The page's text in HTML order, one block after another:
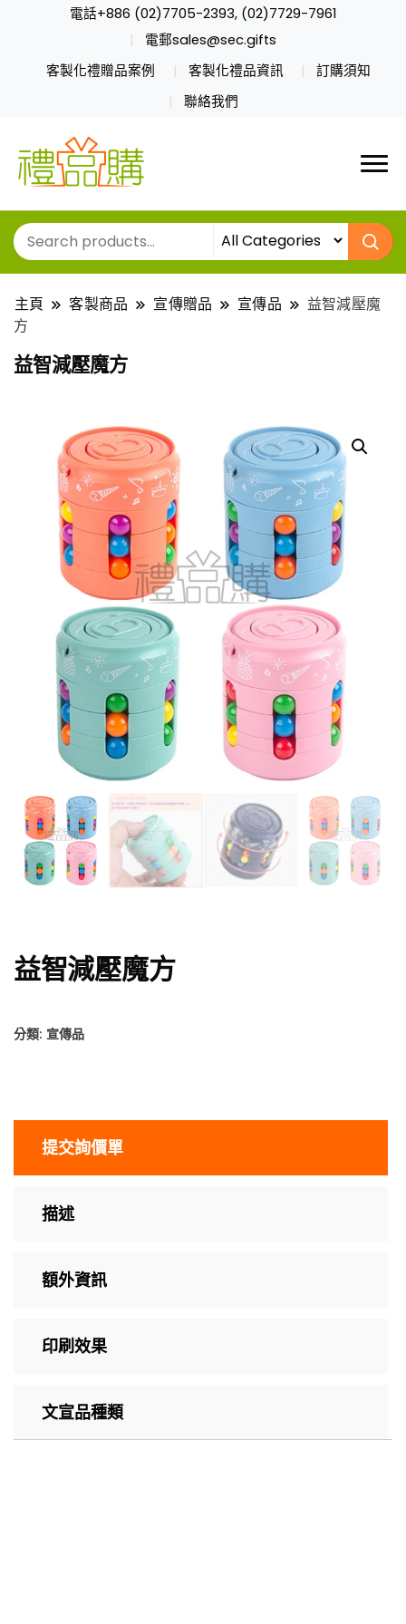
電話+886 (02)7705-2393, (02)7729-7961
電郵sales@sec.gifts
客製化禮贈品案例
客製化禮品資訊
訂購須知
聯絡我們
主頁 客製商品 宣傳贈品 宣傳品
益智減壓魔
方
益智減壓魔方
益智減壓魔方
分類: 宣傳品
提交詢價單
描述
額外資訊
印刷效果
文宣品種類